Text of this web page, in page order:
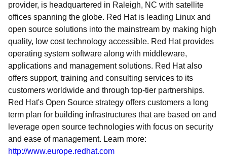
provider, is headquartered in Raleigh, NC with satellite
offices spanning the globe. Red Hat is leading Linux and
open source solutions into the mainstream by making high
quality, low cost technology accessible. Red Hat provides
operating system software along with middleware,
applications and management solutions. Red Hat also
offers support, training and consulting services to its
customers worldwide and through top-tier partnerships.
Red Hat's Open Source strategy offers customers a long
term plan for building infrastructures that are based on and
leverage open source technologies with focus on security
and ease of management. Learn more:
http://www.europe.redhat.com